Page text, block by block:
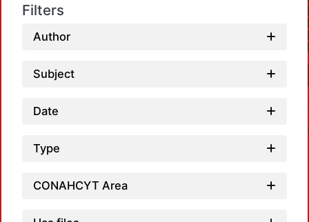
Filters
Author
Subject
Date
Type
CONAHCYT Area